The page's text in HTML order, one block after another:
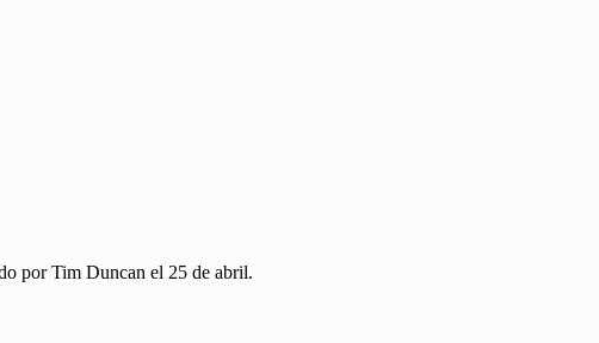
por Tim Duncan el 25 de abril.